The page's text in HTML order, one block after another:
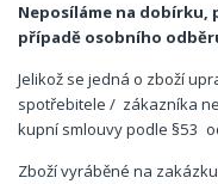
Neposíláme na dobírku,
případě osobního
Jelikož se jedná o zboží
spotřebitele / zákazníka
kupní smlouvy podle §53
Zboží vyráběné na